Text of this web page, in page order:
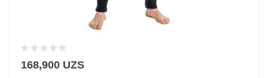
168,900 UZS